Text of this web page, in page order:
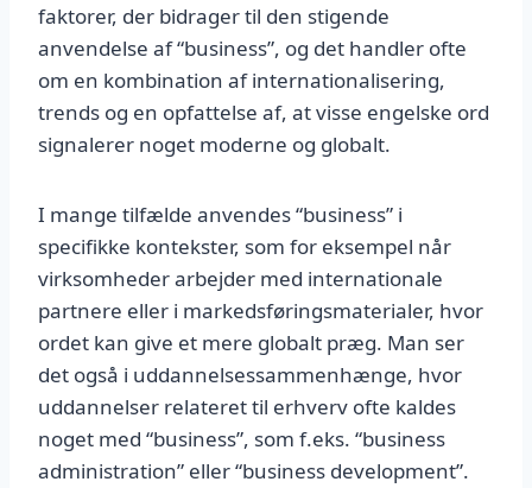
faktorer, der bidrager til den stigende
anvendelse af “business”, og det handler ofte
om en kombination af internationalisering,
trends og en opfattelse af, at visse engelske ord
signalerer noget moderne og globalt.
I mange tilfælde anvendes “business” i
specifikke kontekster, som for eksempel når
virksomheder arbejder med internationale
partnere eller i markedsføringsmaterialer, hvor
ordet kan give et mere globalt præg. Man ser
det også i uddannelsessammenhænge, hvor
uddannelser relateret til erhverv ofte kaldes
noget med “business”, som f.eks. “business
administration” eller “business development”.